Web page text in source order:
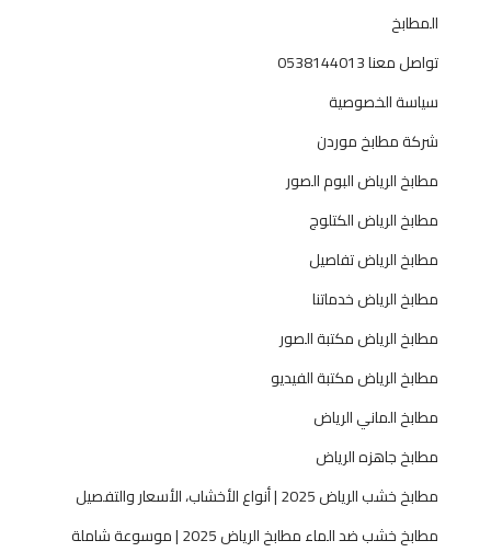
المطابخ
تواصل معنا 0538144013
سياسة الخصوصية
شركة مطابخ موردن
مطابخ الرياض البوم الصور
مطابخ الرياض الكتلوج
مطابخ الرياض تفاصيل
مطابخ الرياض خدماتنا
مطابخ الرياض مكتبة الصور
مطابخ الرياض مكتبة الفيديو
مطابخ الماني الرياض
مطابخ جاهزه الرياض
مطابخ خشب الرياض 2025 | أنواع الأخشاب، الأسعار والتفصيل
مطابخ خشب ضد الماء مطابخ الرياض 2025 | موسوعة شاملة